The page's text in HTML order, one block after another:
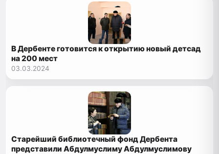
В Дербенте готовится к открытию новый детсад
на 200 мест
03.03.2024
Старейший библиотечный фонд Дербента
представили Абдулмуслиму Абдулмуслимову